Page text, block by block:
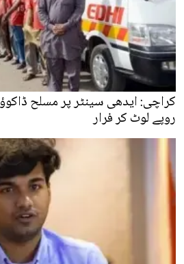
روپے لوٹ کر فرار